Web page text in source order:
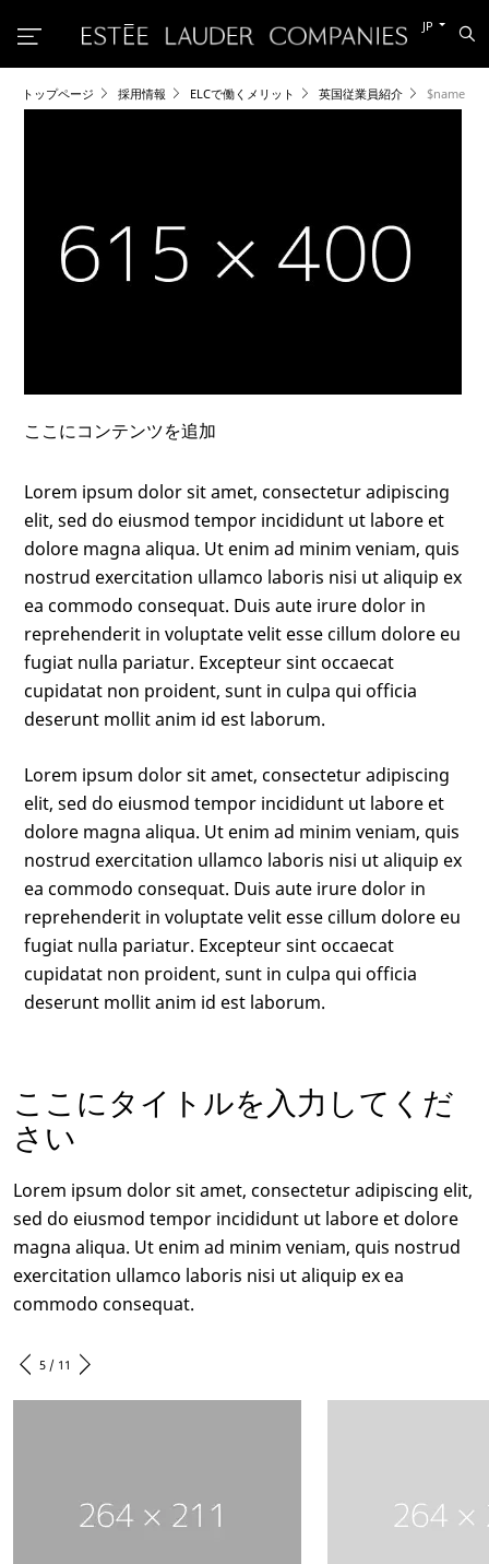
索
別
の
語
に
切
JP
トップページ 採用情報 ELCで働くメリット 英国従業員紹介 $name
ここにコンテンツを追加
Lorem ipsum dolor sit amet, consectetur adipiscing
elit, sed do eiusmod tempor incididunt ut labore et
dolore magna aliqua. Ut enim ad minim veniam, quis
nostrud exercitation ullamco laboris nisi ut aliquip ex
ea commodo consequat. Duis aute irure dolor in
reprehenderit in voluptate velit esse cillum dolore eu
fugiat nulla pariatur. Excepteur sint occaecat
cupidatat non proident, sunt in culpa qui officia
deserunt mollit anim id est laborum.
Lorem ipsum dolor sit amet, consectetur adipiscing
elit, sed do eiusmod tempor incididunt ut labore et
dolore magna aliqua. Ut enim ad minim veniam, quis
nostrud exercitation ullamco laboris nisi ut aliquip ex
ea commodo consequat. Duis aute irure dolor in
reprehenderit in voluptate velit esse cillum dolore eu
fugiat nulla pariatur. Excepteur sint occaecat
cupidatat non proident, sunt in culpa qui officia
deserunt mollit anim id est laborum.
ここにタイトルを入力してくだ
さい
Lorem ipsum dolor sit amet, consectetur adipiscing elit,
sed do eiusmod tempor incididunt ut labore et dolore
magna aliqua. Ut enim ad minim veniam, quis nostrud
exercitation ullamco laboris nisi ut aliquip ex ea
commodo consequat.
5 / 11